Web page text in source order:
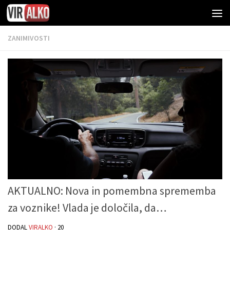
ZANIMIVOSTI
AKTUALNO: Nova in pomembna sprememba
za voznike! Vlada je določila, da…
DODALVIRALKO · 20